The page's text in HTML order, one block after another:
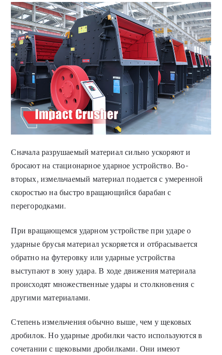
Сначала разрушаемый материал сильно ускоряют и
бросают на стационарное ударное устройство. Во-
вторых, измельчаемый материал подается с умеренной
скоростью на быстро вращающийся барабан с
перегородками.
При вращающемся ударном устройстве при ударе о
ударные брусья материал ускоряется и отбрасывается
обратно на футеровку или ударные устройства
выступают в зону удара. В ходе движения материала
происходят множественные удары и столкновения с
другими материалами.
Степень измельчения обычно выше, чем у щековых
дробилок. Но ударные дробилки часто используются в
сочетании с щековыми дробилками. Они имеют